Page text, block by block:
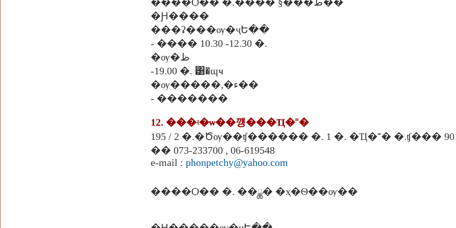
����Ѻ�� �.���� §���ط��
�Ԩ����
���ʡ���ѹ�ҷԵ��
- ���� 10.30 -12.30 �.
�ѹ�ظ
-19.00 �. ͸�ɰҹ
�ѹ�����,�ء��
- �������
12. ���ʵ�ѡ��꺵���Ҵ�˭�
195 / 2 �.�Ծѹ��ʧ������ �. 1 �. �Ҵ�˭� �.ʧ���
�� 073-233700 , 06-619548
e-mail : phonpetchy@yahoo.com
����Ѻ�� �. ��ྪ� �ҳ�Ѳ��ѹ��